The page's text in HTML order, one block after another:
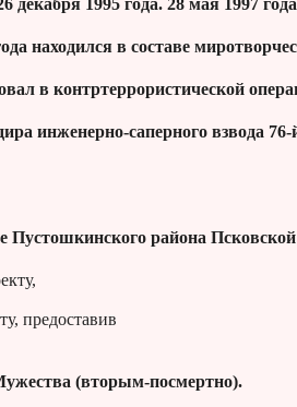
находился в составе
в контртеррористической
инженерно-саперного взвода
Пустошкинского района
предоставив
(вторым-посмертно).